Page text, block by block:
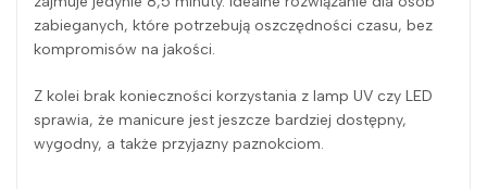
zabieganych, które potrzebują oszczędności czasu, bez
kompromisów na jakości.
Z kolei brak konieczności korzystania z lamp UV czy LED
sprawia, że manicure jest jeszcze bardziej dostępny,
wygodny, a także przyjazny paznokciom.